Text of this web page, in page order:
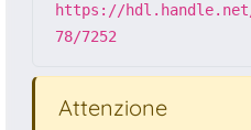
https://
78/7252
Attenzione